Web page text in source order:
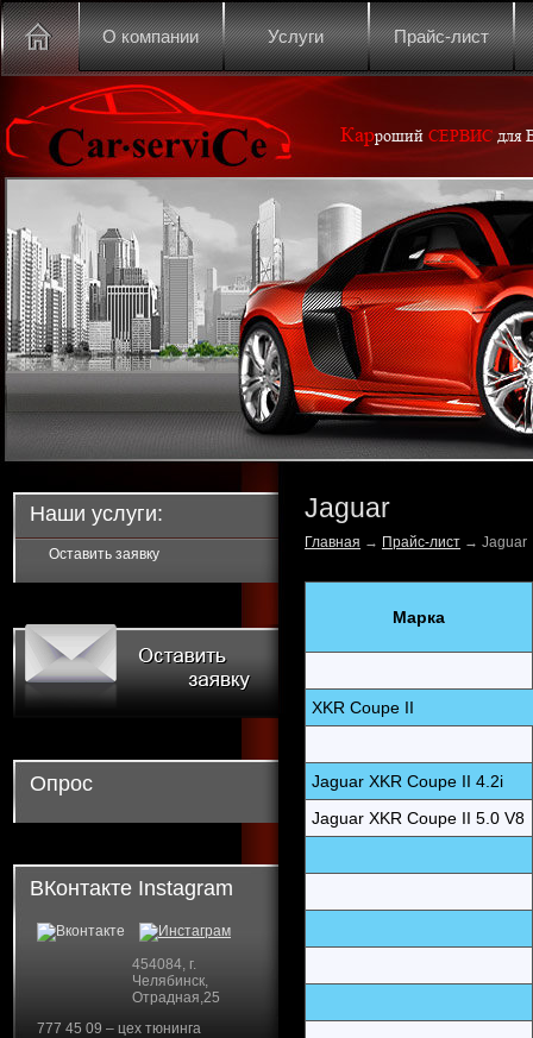
Карроший СЕРВИСдля
О компании Услуги Прайс-лист
Jaguar
Главная → Прайс-лист → Jaguar
Марка
XKR Coupe II
Jaguar XKR Coupe II 4.2i
Jaguar XKR Coupe II 5.0 V8
Наши услуги:
Оставить заявку
Опрос
ВКонтакте Instagram
454084, г.
Челябинск,
Отрадная,25
777 45 09 – цех тюнинга